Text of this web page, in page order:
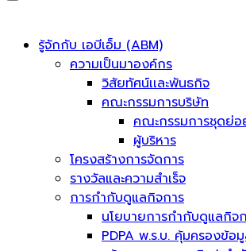
รู้จักกับ เอบีเอ็ม (ABM)
ความเป็นมาองค์กร
วิสัยทัศน์เเละพันธกิจ
คณะกรรมการบริษัท
คณะกรรมการชุดย่
ผู้บริหาร
โครงสร้างการจัดการ
รางวัลและความสำเร็จ
การกำกับดูแลกิจการ
นโยบายการกำกับดูแลกิจ
PDPA พ.ร.บ. คุ้มครองข้อ